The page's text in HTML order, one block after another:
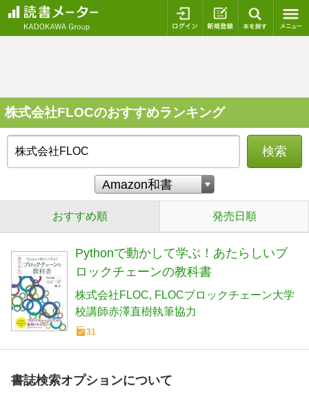
ログイン 新規登録
株式会社FLOCのおすすめランキング
検索
おすすめ順 発売日順
Pythonで動かして学ぶ！あたらしいブ
ロックチェーンの教科書
株式会社FLOC
FLOCブロックチェーン大学
校講師赤澤直樹執筆協力
31
書誌検索オプションについて